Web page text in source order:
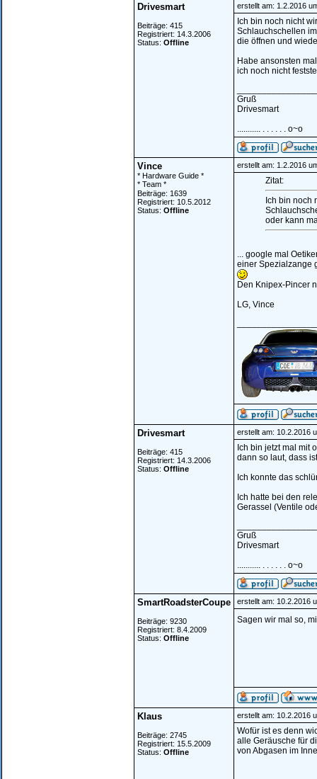
Drivesmart
Beiträge: 415
Registriert: 14.3.2006
Status: Offline
erstellt am: 1.2.2016
Ich bin noch nicht
Schlauchschellen
die öffnen und
Habe ansonsten
ich noch nicht
Gruß
Drivesmart
........... . . . . . . o~o
Vince
* Hardware Guide *
* Team *
Beiträge: 1639
Registriert: 10.5.2012
Status: Offline
erstellt am: 1.2.2016
Zitat:
Ich bin noch
oder kann
... google mal
einer Spezialzange
Den Knipex-Pincer
LG, Vince
Drivesmart
Beiträge: 415
Registriert: 14.3.2006
Status: Offline
erstellt am: 10.2.2016
Ich bin jetzt mal mit
dann so laut, dass
Ich konnte das
Ich hatte bei den
Gerassel (Ventile
Gruß
Drivesmart
........... . . . . . . o~o
SmartRoadsterCoupe
Beiträge: 9230
Registriert: 8.4.2009
Status: Offline
erstellt am: 10.2.2016
Sagen wir mal so,
Klaus
Beiträge: 2745
Registriert: 15.5.2009
Status: Offline
erstellt am: 10.2.2016
Wofür ist es denn
alle Geräusche für
von Abgasen im